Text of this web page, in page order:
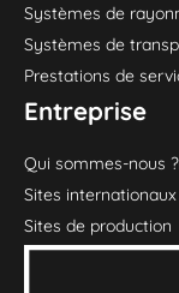
Systèmes de
Systèmes de
Prestations de
Entreprise
Qui sommes-nous ?
Sites internationaux
Sites de production